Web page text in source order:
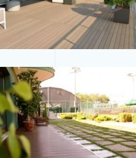
Tam Ekran